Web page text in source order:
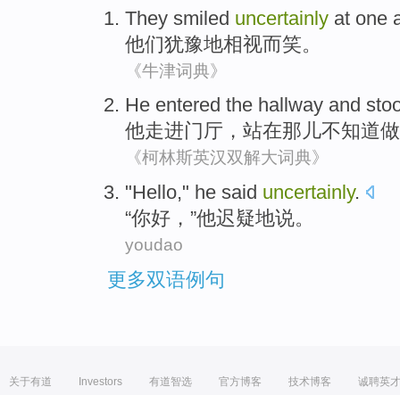
They smiled uncertainly at one
他们犹豫地相视而笑。
《牛津词典》
He entered the hallway and
他走进门厅 ， 站在那儿不知道
《柯林斯英汉双解大词典》
"Hello," he said uncertainly.
“你好 ，”他迟疑地说。
youdao
更多双语例句
关于有道 Investors 有道智选 官方博客 技术博客 诚聘英才